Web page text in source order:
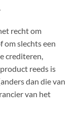
recht om
om slechts een
crediteren,
reeds is
dan die van
van het